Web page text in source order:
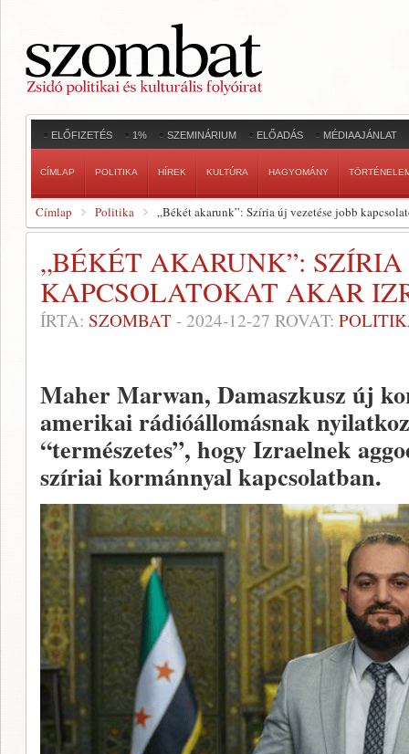
ELŐFIZETÉS 1% SZEMINÁRIUM ELŐADÁS MÉDIAAJÁNLAT
CÍMLAP POLITIKA HÍREK KULTÚRA HAGYOMÁNY
Címlap Politika „Békét akarunk”: Szíria új vezetése jobb
„BÉKÉT AKARUNK”:
KAPCSOLATOKAT AKAR
ÍRTA: SZOMBAT - 2024-12-27 ROVAT:
Maher Marwan, Damaszkusz új
amerikai rádióállomásnak
“természetes”, hogy Izraelnek
szíriai kormánnyal kapcsolatban.